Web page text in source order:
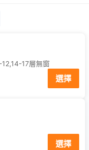
17層無窗
選擇
選擇